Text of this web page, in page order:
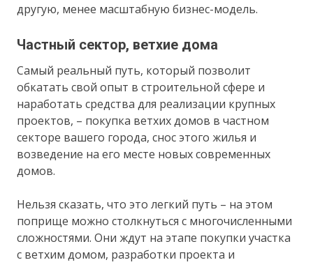
другую, менее масштабную бизнес-модель.
Частный сектор, ветхие дома
Самый реальный путь, который позволит
обкатать свой опыт в строительной сфере и
наработать средства для реализации крупных
проектов, – покупка ветхих домов в частном
секторе вашего города, снос этого жилья и
возведение на его месте новых современных
домов.
Нельзя сказать, что это легкий путь – на этом
поприще можно столкнуться с многочисленными
сложностями. Они ждут на этапе покупки участка
с ветхим домом, разработки проекта и